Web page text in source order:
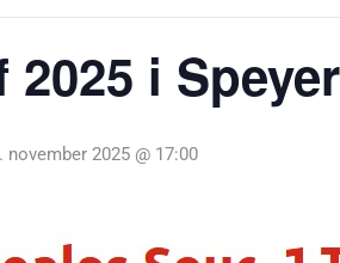
2025 i Speyer
november 2025 @ 17:00